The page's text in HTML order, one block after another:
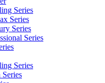
Series
Series
Series
Series
Series